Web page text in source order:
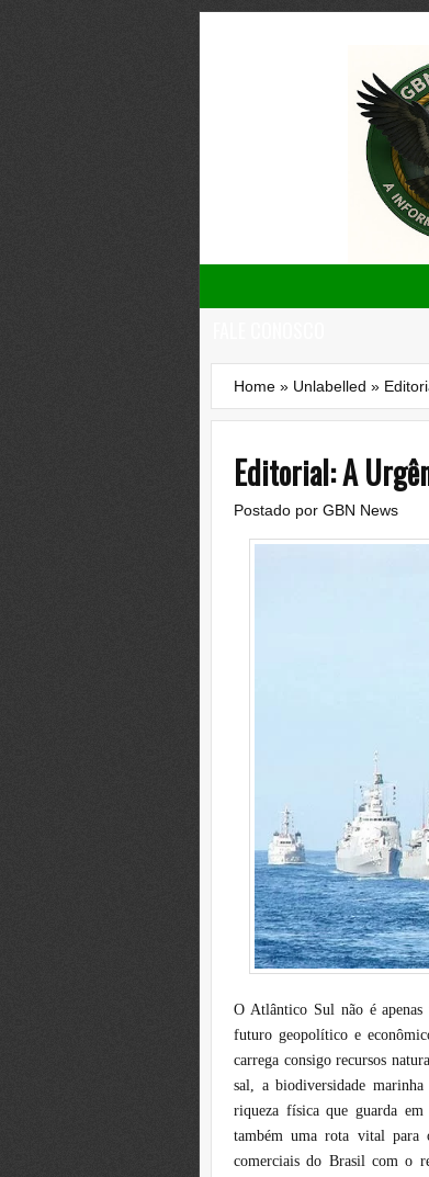
Home » Unlabelled »
Editorial: A
Postado por GBN News
O Atlântico Sul não é apenas
futuro geopolítico e
carrega consigo recursos
sal, a biodiversidade
riqueza física que guarda
também uma rota vital para
comerciais do Brasil com o